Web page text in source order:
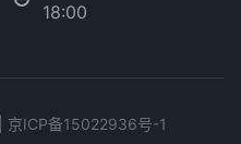
18:00
京ICP备15022936号-1